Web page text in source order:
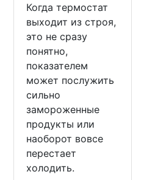
Когда термостат
выходит из строя,
это не сразу
понятно,
показателем
может послужить
сильно
замороженные
продукты или
наоборот вовсе
перестает
холодить.